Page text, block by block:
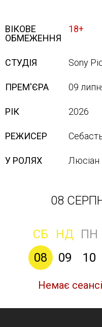
ВІКОВЕ
ОБМЕЖЕННЯ
18+
СТУДІЯ Sony
ПРЕМ'ЄРА 09
РІК 2026
РЕЖИСЕР
У РОЛЯХ Люсіан
08
СБ НД ПН
08
09 10
Немає